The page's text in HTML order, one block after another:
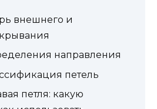
внешнего и
направления
петель
петля: какую